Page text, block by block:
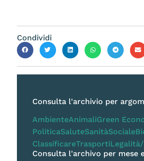
Condividi
Consulta l'archivio per
AmbienteAnimaliGreen
PoliticaSaluteSanitàSociale
ClassificareTrasporti
Consulta l'archivo per mese